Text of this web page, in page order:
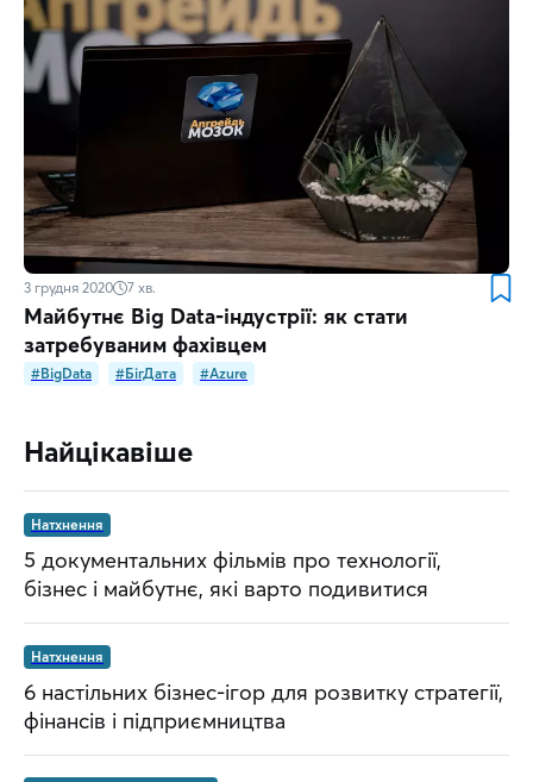
3 грудня 2020 7 хв.
Майбутнє Big Data-індустрії: як стати
затребуваним фахівцем
#BigData #БігДата #Azure
Найцікавіше
Натхнення
5 документальних фільмів про технології,
бізнес і майбутнє, які варто подивитися
Натхнення
6 настільних бізнес-ігор для розвитку стратегії,
фінансів і підприємництва